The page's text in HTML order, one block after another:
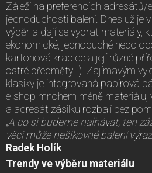
Záleží na preferencích adresátů/
jednoduchosti balení. Dnes už je
výběr a dají se vybrat materiály,
ekonomické, jednoduché nebo
kartonová krabice a její různé
ostré předměty…). Zajímavým
klasiky je integrovaná papírová
e-shop mnohem méně materiálu,
a adresát zásilku rozbalí bez
„A co si budeme nalhávat, ten
věci může nešikovné balení
Radek Holík.
Trendy ve výběru materiálu